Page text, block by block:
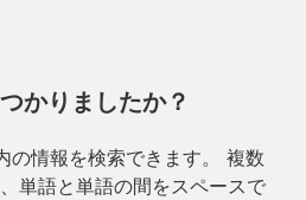
かりましたか？
の情報を検索できます。 複数
単語と単語の間をスペースで